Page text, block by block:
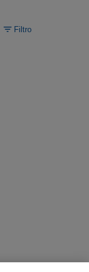
Filtro